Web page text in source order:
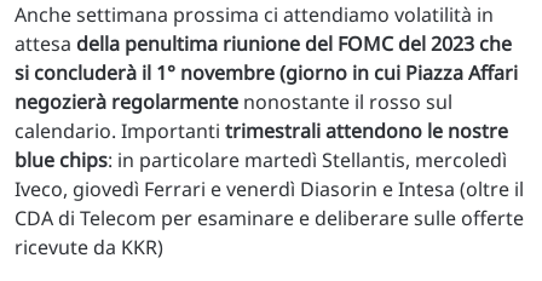
Anche settimana prossima ci attendiamo volatilità in
attesa della penultima riunione del FOMC del 2023 che
si concluderà il 1° novembre (giorno in cui Piazza Affari
negozierà regolarmente nonostante il rosso sul
calendario. Importanti trimestrali attendono le nostre
blue chips: in particolare martedì Stellantis, mercoledì
Iveco, giovedì Ferrari e venerdì Diasorin e Intesa (oltre il
CDA di Telecom per esaminare e deliberare sulle offerte
ricevute da KKR)